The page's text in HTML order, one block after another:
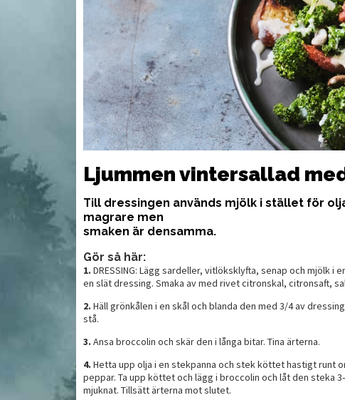
Ljummen vintersallad
Till dressingen används mjölk i stället för
magrare men
smaken är densamma.
Gör så här:
1. DRESSING: Lägg sardeller, vitlöksklyfta, senap och mjölk i
en slät dressing. Smaka av med rivet citronskal, citronsaft,
2. Häll grönkålen i en skål och blanda den med 3/4 av
stå.
3. Ansa broccolin och skär den i långa bitar. Tina ärterna.
4. Hetta upp olja i en stekpanna och stek köttet hastigt runt
peppar. Ta upp köttet och lägg i broccolin och låt den steka
mjuknat. Tillsätt ärterna mot slutet.